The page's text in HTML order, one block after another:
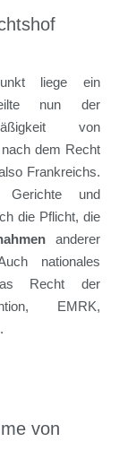
liege ein
nun der
von
dem Recht
Frankreichs.
und
die Pflicht, die
anderer
nationales
Recht der
EMRK,
von